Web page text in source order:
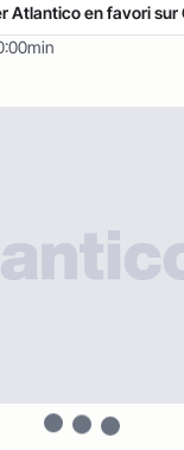
Atlantico en favori sur